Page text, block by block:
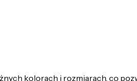
kolorach i rozmiarach, co